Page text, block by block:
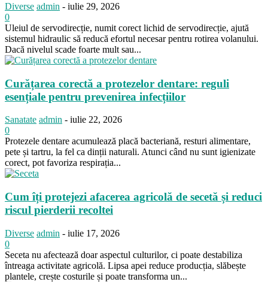
Diverse admin - iulie 29, 2026
0
Uleiul de servodirecție, numit corect lichid de servodirecție, ajută
sistemul hidraulic să reducă efortul necesar pentru rotirea volanului.
Dacă nivelul scade foarte mult sau...
Curățarea corectă a protezelor dentare: reguli
esențiale pentru prevenirea infecțiilor
Sanatate admin - iulie 22, 2026
0
Protezele dentare acumulează placă bacteriană, resturi alimentare,
pete și tartru, la fel ca dinții naturali. Atunci când nu sunt igienizate
corect, pot favoriza respirația...
Cum îți protejezi afacerea agricolă de secetă și reduci
riscul pierderii recoltei
Diverse admin - iulie 17, 2026
0
Seceta nu afectează doar aspectul culturilor, ci poate destabiliza
întreaga activitate agricolă. Lipsa apei reduce producția, slăbește
plantele, crește costurile și poate transforma un...